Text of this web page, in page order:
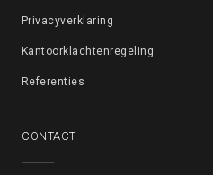
Privacyverklaring
Kantoorklachtenregeling
Referenties
CONTACT